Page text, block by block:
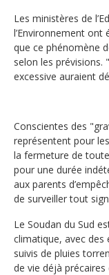
Les ministères de
l’Environnement ont
que ce phénomène
selon les prévisions.
excessive auraient
Conscientes des
représentent pour
la fermeture de
pour une durée
aux parents
de surveiller tout
Le Soudan du Sud
climatique, avec des
suivis de pluies
de vie déjà